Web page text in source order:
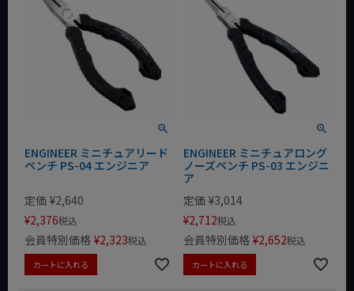
ENGINEER ミニチュアリード
ペンチ PS-04 エンジニア
定価 ¥2,640
¥2,376税込
会員特別価格 ¥2,323税込
カートに入れる
ENGINEER ミニチュアロング
ノーズペンチ PS-03 エンジニ
ア
定価 ¥3,014
¥2,712税込
会員特別価格 ¥2,652税込
カートに入れる